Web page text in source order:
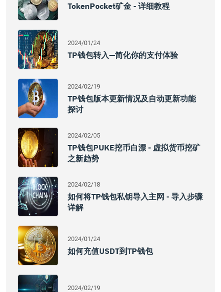
TokenPocket矿金 - 详细教程
2024/01/24
TP钱包转入—简化你的支付体验
2024/02/19
TP钱包版本更新情况及自动更新功能
探讨
2024/02/05
TP钱包PUKE挖币白漂 - 虚拟货币挖矿
之新趋势
2024/02/18
如何将TP钱包私钥导入主网 - 导入步骤
详解
2024/01/24
如何充值USDT到TP钱包
2024/02/19